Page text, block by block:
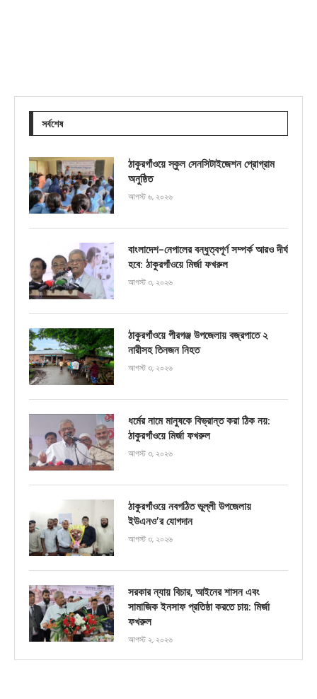
সর্বশেষ
ঠাকুরগাঁওয়ে স্কুল সেনসিটাইজেশন প্রোগ্রাম
অনুষ্ঠিত
আগস্ট ৬, ২০২৬
বাংলাদেশ-নেপালের বন্ধুত্বপূর্ণ সম্পর্ক আরও দীর্ঘ
হবে: ঠাকুরগাঁওয়ে মির্জা ফখরুল
আগস্ট ৩, ২০২৬
ঠাকুরগাঁওয়ে পীরগঞ্জ উপজেলায় বজ্রপাতে ২
নারীসহ তিনজন নিহত
আগস্ট ৩, ২০২৬
ধর্মের নামে মানুষকে বিভ্রান্ত করা ঠিক নয়:
ঠাকুরগাঁওয়ে মির্জা ফখরুল
আগস্ট ৩, ২০২৬
ঠাকুরগাঁওয়ে নবগঠিত ভূল্লী উপজেলায়
ইউএনও’র যোগদান
আগস্ট ৩, ২০২৬
সরকার ন্যায় বিচার, আইনের শাসন এবং
সামাজিক ইনসাফ প্রতিষ্ঠা করতে চায়: মির্জা
ফখরুল
আগস্ট ২, ২০২৬